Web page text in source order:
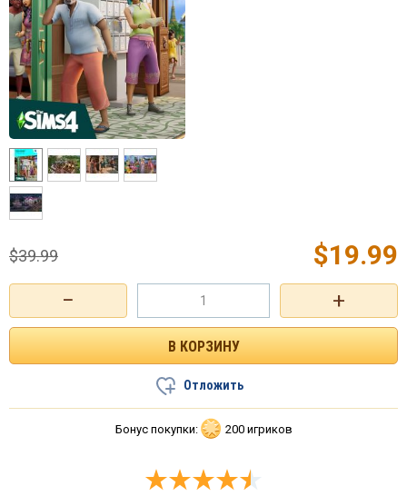
+
−
$19.99
$39.99
Отложить
Бонус покупки: 200 игриков